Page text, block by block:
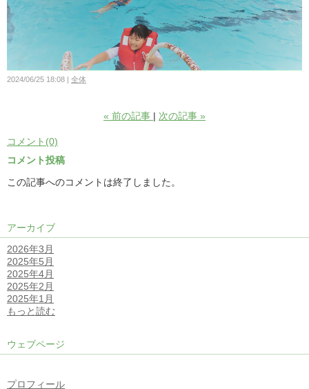
2024/06/25 18:08 全体
« 前の記事 次の記事 »
コメント(0)
コメント投稿
この記事へのコメントは終了しました。
アーカイブ
2026年3月
2025年5月
2025年4月
2025年2月
2025年1月
もっと読む
ウェブページ
プロフィール